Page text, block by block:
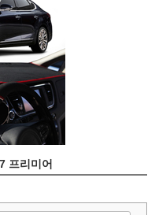
프리미어